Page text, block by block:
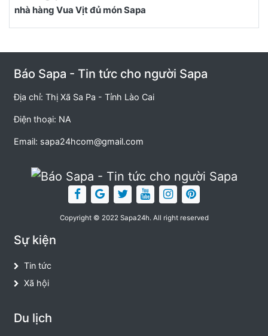
nhà hàng Vua Vịt đủ món Sapa
Báo Sapa - Tin tức cho người Sapa
Địa chỉ: Thị Xã Sa Pa - Tỉnh Lào Cai
Điện thoại: NA
Email: sapa24hcom@gmail.com
Copyright © 2022 Sapa24h. All right reserved
Sự kiện
Tin tức
Xã hội
Du lịch